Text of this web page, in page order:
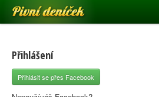
Pivní deníček
Pivní mapa
Pivní značky
Nápověda
Přihlášení
Přihlásit se přes Facebook